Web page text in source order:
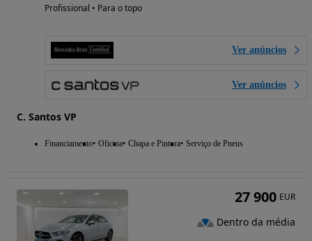
Profissional • Para o topo
Ver anúncios
Ver anúncios
C. Santos VP
Financiamento Oficina Chapa e Pintura Serviço de Pneus
27 900 EUR
Dentro da média